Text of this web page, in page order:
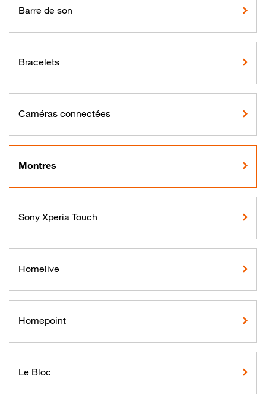
Barre de son
Bracelets
Caméras connectées
Montres
Sony Xperia Touch
Homelive
Homepoint
Le Bloc